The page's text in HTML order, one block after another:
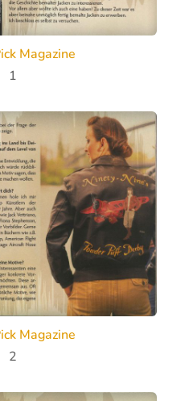
Magazine
1
Magazine
2